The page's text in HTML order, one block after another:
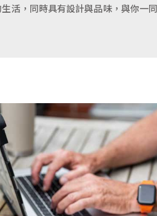
活，同時具有設計與品味，與你一